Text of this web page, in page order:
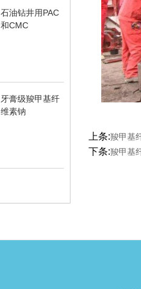
石油钻井用PAC
和CMC
牙膏级羧甲基纤
维素钠
上条:羧甲基
下条:羧甲基